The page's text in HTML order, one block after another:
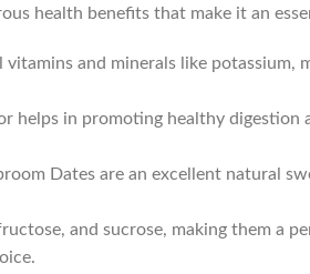
health benefits that make it an
and minerals like potassium,
helps in promoting healthy
Dates are an excellent natural
and sucrose, making them a